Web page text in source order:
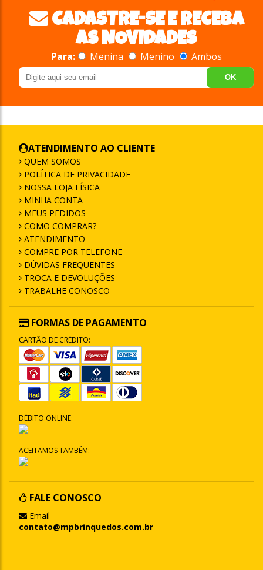
CADASTRE-SE E RECEBA
AS NOVIDADES
Para: Menina Menino Ambos
OK
ATENDIMENTO AO CLIENTE
QUEM SOMOS
POLÍTICA DE PRIVACIDADE
NOSSA LOJA FÍSICA
MINHA CONTA
MEUS PEDIDOS
COMO COMPRAR?
ATENDIMENTO
COMPRE POR TELEFONE
DÚVIDAS FREQUENTES
TROCA E DEVOLUÇÕES
TRABALHE CONOSCO
FORMAS DE PAGAMENTO
CARTÃO DE CRÉDITO:
DÉBITO ONLINE:
ACEITAMOS TAMBÉM:
FALE CONOSCO
Email
contato@mpbrinquedos.com.br